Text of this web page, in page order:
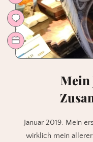
Mein
Januar 2019. Mein
wirklich mein